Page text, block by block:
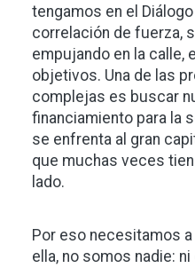
tengamos en el
correlación de fuerza,
empujando en la calle,
objetivos. Una de las
complejas es buscar
financiamiento para la
se enfrenta al gran
que muchas veces
lado.
Por eso necesitamos
ella, no somos nadie: